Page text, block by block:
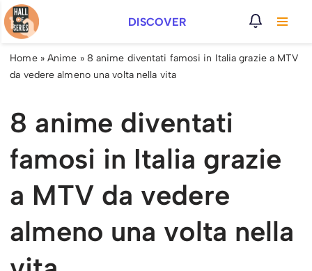
Vai
al
contenuto
DISCOVER
Home» Anime » 8 anime diventati famosi in Italia grazie a MTV
da vedere almeno una volta nella vita
8 anime diventati
famosi in Italia grazie
a MTV da vedere
almeno una volta nella